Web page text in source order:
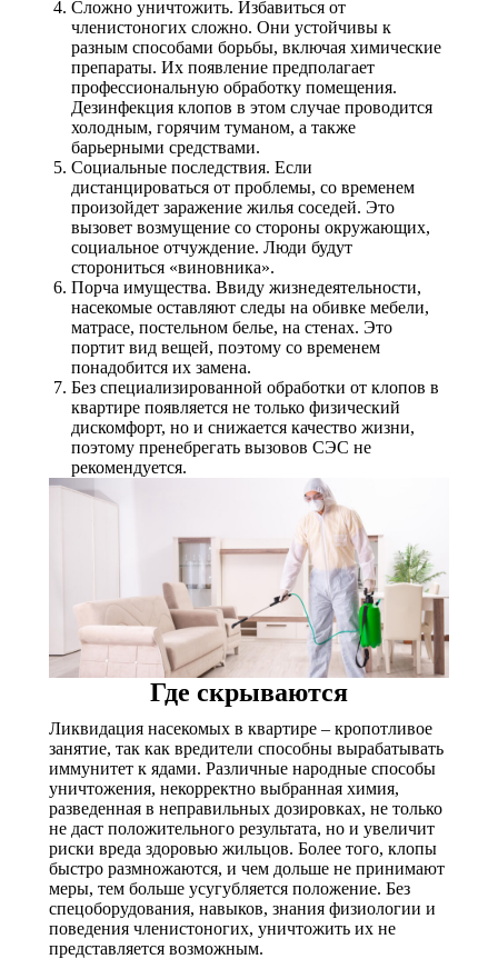
Сложно уничтожить. Избавиться от
членистоногих сложно. Они устойчивы к
разным способами борьбы, включая химические
препараты. Их появление предполагает
профессиональную обработку помещения.
Дезинфекция клопов в этом случае проводится
холодным, горячим туманом, а также
барьерными средствами.
Социальные последствия. Если
дистанцироваться от проблемы, со временем
произойдет заражение жилья соседей. Это
вызовет возмущение со стороны окружающих,
социальное отчуждение. Люди будут
сторониться «виновника».
Порча имущества. Ввиду жизнедеятельности,
насекомые оставляют следы на обивке мебели,
матрасе, постельном белье, на стенах. Это
портит вид вещей, поэтому со временем
понадобится их замена.
Без специализированной обработки от клопов в
квартире появляется не только физический
дискомфорт, но и снижается качество жизни,
поэтому пренебрегать вызовов СЭС не
рекомендуется.
Где скрываются
Ликвидация насекомых в квартире – кропотливое
занятие, так как вредители способны вырабатывать
иммунитет к ядами. Различные народные способы
уничтожения, некорректно выбранная химия,
разведенная в неправильных дозировках, не только
не даст положительного результата, но и увеличит
риски вреда здоровью жильцов. Более того, клопы
быстро размножаются, и чем дольше не принимают
меры, тем больше усугубляется положение. Без
спецоборудования, навыков, знания физиологии и
поведения членистоногих, уничтожить их не
представляется возможным.